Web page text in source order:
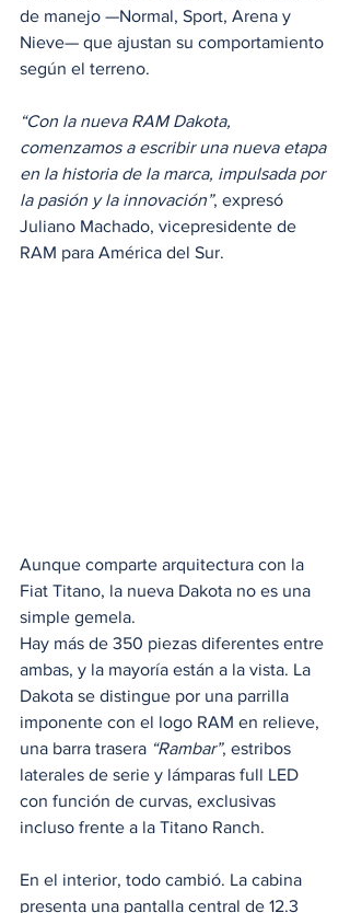
de manejo —Normal, Sport, Arena y
Nieve— que ajustan su comportamiento
según el terreno.
“Con la nueva RAM Dakota,
comenzamos a escribir una nueva etapa
en la historia de la marca, impulsada por
la pasión y la innovación”, expresó
Juliano Machado, vicepresidente de
RAM para América del Sur.
Aunque comparte arquitectura con la
Fiat Titano, la nueva Dakota no es una
simple gemela.
Hay más de 350 piezas diferentes entre
ambas, y la mayoría están a la vista. La
Dakota se distingue por una parrilla
imponente con el logo RAM en relieve,
una barra trasera “Rambar”, estribos
laterales de serie y lámparas full LED
con función de curvas, exclusivas
incluso frente a la Titano Ranch.
En el interior, todo cambió. La cabina
presenta una pantalla central de 12.3